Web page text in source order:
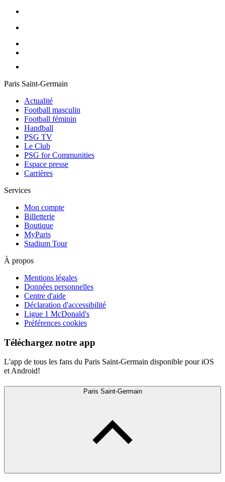
Paris Saint-Germain
Actualité
Football masculin
Football féminin
Handball
PSG TV
Le Club
PSG for Communities
Espace presse
Carrières
Services
Mon compte
Billetterie
Boutique
MyParis
Stadium Tour
À propos
Mentions légales
Données personnelles
Centre d'aide
Déclaration d'accessibilité
Ligue 1 McDonald's
Préférences cookies
Téléchargez notre app
L'app de tous les fans du Paris Saint-Germain disponible pour iOS
et Android!
Paris Saint-Germain